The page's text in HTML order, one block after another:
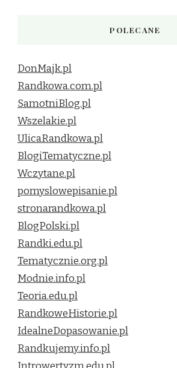
POLECANE
DonMajk.pl
Randkowa.com.pl
SamotniBlog.pl
Wszelakie.pl
UlicaRandkowa.pl
BlogiTematyczne.pl
Wczytane.pl
pomyslowepisanie.pl
stronarandkowa.pl
BlogPolski.pl
Randki.edu.pl
Tematycznie.org.pl
Modnie.info.pl
Teoria.edu.pl
RandkoweHistorie.pl
IdealneDopasowanie.pl
Randkujemy.info.pl